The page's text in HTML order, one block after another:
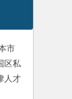
市
区私
人才